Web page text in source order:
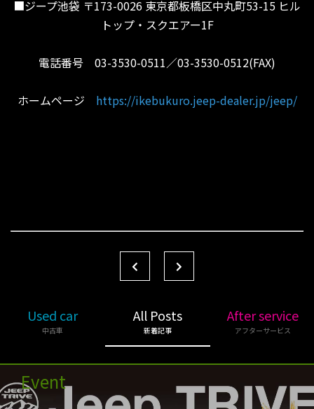
■ジープ池袋 〒173-0026 東京都板橋区中丸町53-15 ヒル
トップ・スクエアー1F
電話番号 03-3530-0511／03-3530-0512(FAX)
ホームページ https://ikebukuro.jeep-dealer.jp/jeep/
Used car
中古車
All Posts
新着記事
After service
アフターサービス
Event